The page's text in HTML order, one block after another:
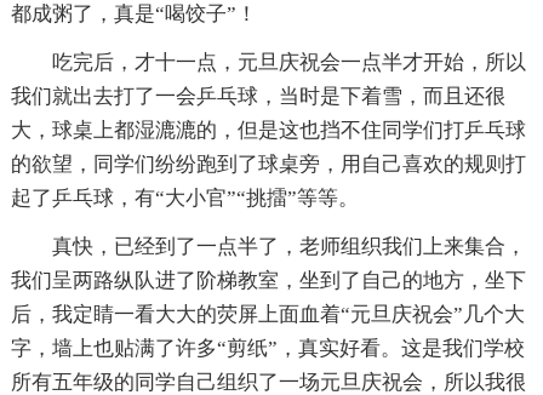
都成粥了，真是“喝饺子”！
吃完后，才十一点，元旦庆祝会一点半才开始，所以
我们就出去打了一会乒乓球，当时是下着雪，而且还很
大，球桌上都湿漉漉的，但是这也挡不住同学们打乒乓球
的欲望，同学们纷纷跑到了球桌旁，用自己喜欢的规则打
起了乒乓球，有“大小官”“挑擂”等等。
真快，已经到了一点半了，老师组织我们上来集合，
我们呈两路纵队进了阶梯教室，坐到了自己的地方，坐下
后，我定睛一看大大的荧屏上面血着“元旦庆祝会”几个大
字，墙上也贴满了许多“剪纸”，真实好看。这是我们学校
所有五年级的同学自己组织了一场元旦庆祝会，所以我很